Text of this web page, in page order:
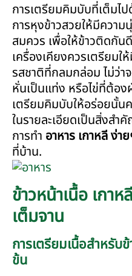
การเตรียมคิมบับที่เต็ม
การหุงข้าวสวยให้มีควา
สมควร เพื่อให้ข้าวติดกัน
เครื่องเคียงควรเตรียมใ
รสชาติที่กลมกล่อม ไม่ว่า
หั่นเป็นแท่ง หรือไข่ที่ต้อง
เตรียมคิมบับให้อร่อยนั้น
ในรายละเอียดเป็นสิ่งส
การทำ อาหาร เกาหลี ง่า
ที่บ้าน.
ข้าวหน้าเนื้อ เกา
เต็มจาน
การเตรียมเนื้อสำหรับ
ข้น